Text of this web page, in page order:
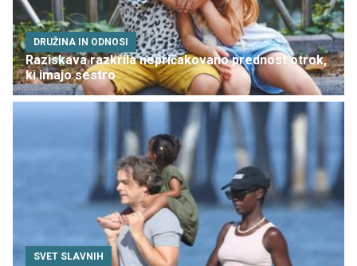
DRUŽINA IN ODNOSI
Raziskava razkrila nepričakovano prednost otrok,
ki imajo sestro
SVET SLAVNIH